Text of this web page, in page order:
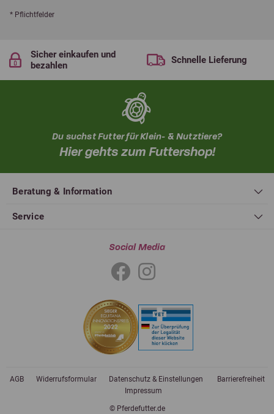
* Pflichtfelder
Sicher einkaufen und
bezahlen
Schnelle Lieferung
Du suchst Futter für Klein- & Nutztiere?
Hier gehts zum Futtershop!
Beratung & Information
Service
Social Media
© Pferdefutter.de
AGB Widerrufsformular Datenschutz & Einstellungen
Barrierefreiheit
Impressum